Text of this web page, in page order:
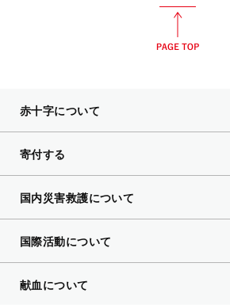
赤十字について
寄付する
国内災害救護について
国際活動について
献血について